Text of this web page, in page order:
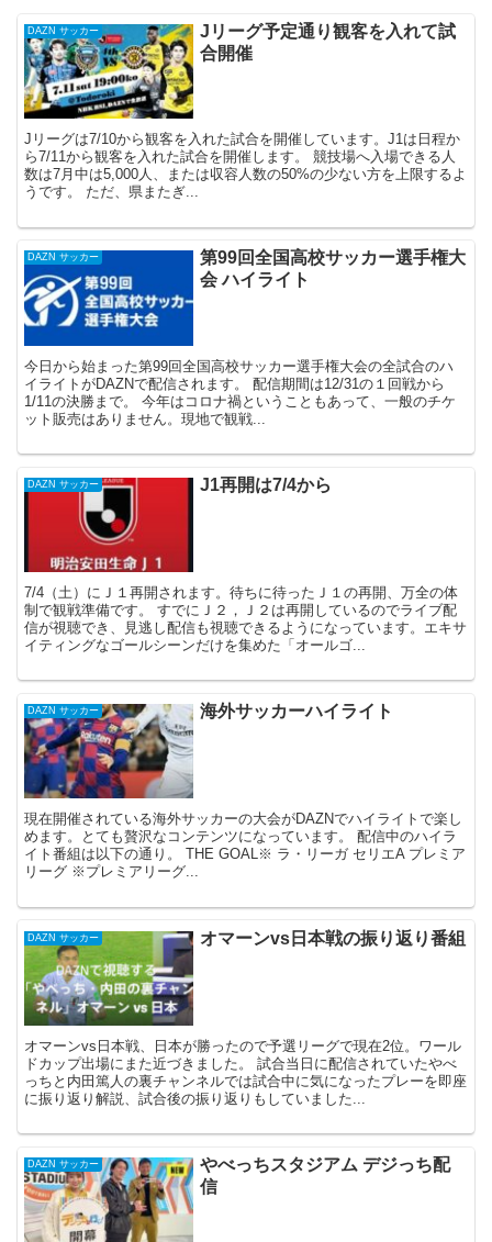
DAZN サッカー
Jリーグ予定通り観客を入れて試
合開催
Jリーグは7/10から観客を入れた試合を開催しています。J1は日程か
ら7/11から観客を入れた試合を開催します。 競技場へ入場できる人
数は7月中は5,000人、または収容人数の50%の少ない方を上限するよ
うです。 ただ、県またぎ...
DAZN サッカー
第99回全国高校サッカー選手権大
会 ハイライト
今日から始まった第99回全国高校サッカー選手権大会の全試合のハ
イライトがDAZNで配信されます。 配信期間は12/31の１回戦から
1/11の決勝まで。 今年はコロナ禍ということもあって、一般のチケ
ット販売はありません。現地で観戦...
DAZN サッカー J1再開は7/4から
7/4（土）にＪ１再開されます。待ちに待ったＪ１の再開、万全の体
制で観戦準備です。 すでにＪ２，Ｊ２は再開しているのでライブ配
信が視聴でき、見逃し配信も視聴できるようになっています。エキサ
イティングなゴールシーンだけを集めた「オールゴ...
DAZN サッカー 海外サッカーハイライト
現在開催されている海外サッカーの大会がDAZNでハイライトで楽し
めます。とても贅沢なコンテンツになっています。 配信中のハイラ
イト番組は以下の通り。 THE GOAL※ ラ・リーガ セリエA プレミア
リーグ ※プレミアリーグ...
DAZN サッカー オマーンvs日本戦の振り返り番組
オマーンvs日本戦、日本が勝ったので予選リーグで現在2位。ワール
ドカップ出場にまた近づきました。 試合当日に配信されていたやべ
っちと内田篤人の裏チャンネルでは試合中に気になったプレーを即座
に振り返り解説、試合後の振り返りもしていました...
DAZN サッカー
やべっちスタジアム デジっち配
信